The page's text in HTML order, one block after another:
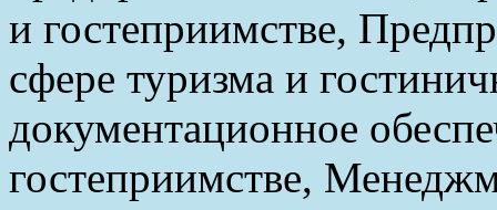
и гостеприимстве,
сфере туризма и
документационное
гостеприимстве,